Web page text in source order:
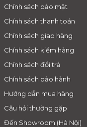
Chính sách bảo mật
Chính sách thanh toán
Chính sách giao hàng
Chính sách kiểm hàng
Chính sách đổi trả
Chính sách bảo hành
Hướng dẫn mua hàng
Câu hỏi thường gặp
Đến Showroom (Hà Nội)